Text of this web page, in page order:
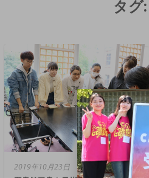
タグ:
2019年10月23日